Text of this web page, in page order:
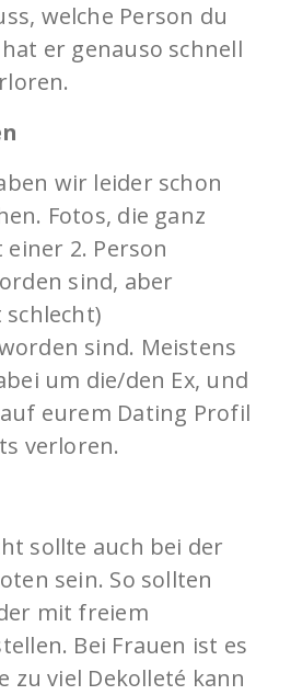
welche Person du
er genauso schnell
wir leider schon
Fotos, die ganz
2. Person
sind, aber
sind. Meistens
um die/den Ex, und
eurem Dating Profil
verloren.
sollte auch bei der
sein. So sollten
mit freiem
Bei Frauen ist es
zu viel Dekolleté kann